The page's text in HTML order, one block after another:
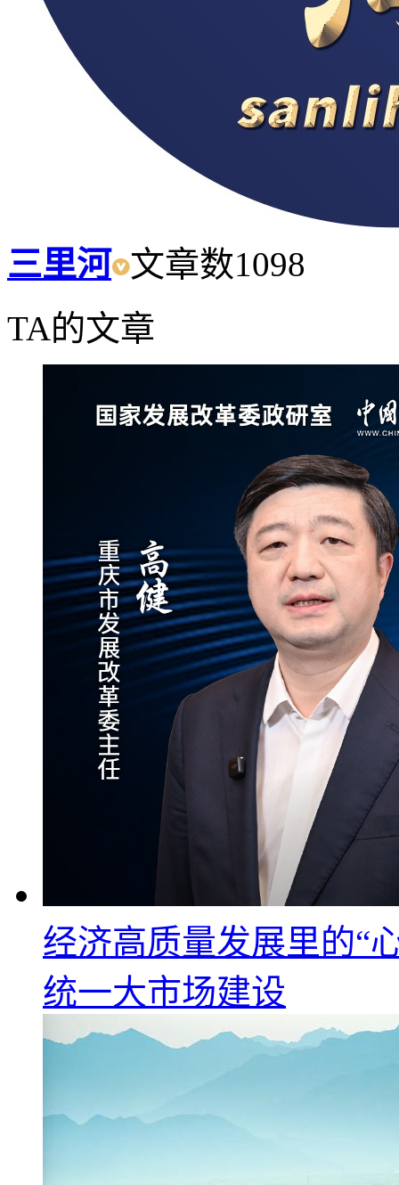
三里河 文章数1098
TA的文章
经济高质量发展里的“
统一大市场建设